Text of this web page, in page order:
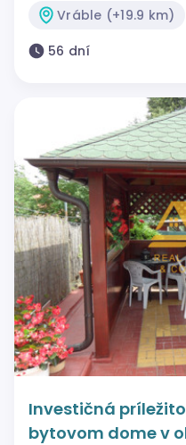
Vráble (+19.9 km)
56 dní
Investičná
bytovom dome v